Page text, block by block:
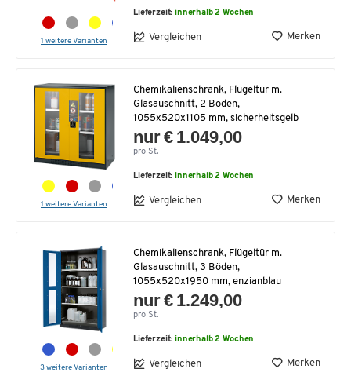
1 weitere Varianten
Lieferzeit:innerhalb 2 Wochen
Vergleichen Merken
1 weitere Varianten
Chemikalienschrank, Flügeltür m.
Glasauschnitt, 2 Böden,
1055x520x1105 mm, sicherheitsgelb
nur € 1.049,00
pro St.
Lieferzeit:innerhalb 2 Wochen
Vergleichen Merken
3 weitere Varianten
Chemikalienschrank, Flügeltür m.
Glasauschnitt, 3 Böden,
1055x520x1950 mm, enzianblau
nur € 1.249,00
pro St.
Lieferzeit:innerhalb 2 Wochen
Vergleichen Merken